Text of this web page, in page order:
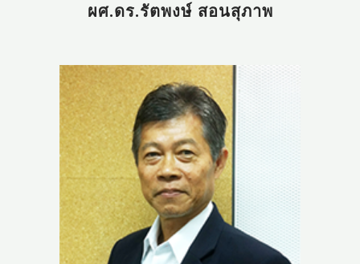
ผศ.ดร.รัตพงษ์ สอนสุภาพ